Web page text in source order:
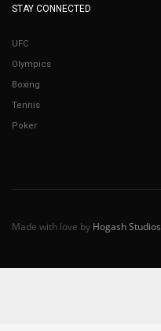
STAY CONNECTED
UFC
Olympics
Boxing
Tennis
Poker
Made with love by Hogash Studios